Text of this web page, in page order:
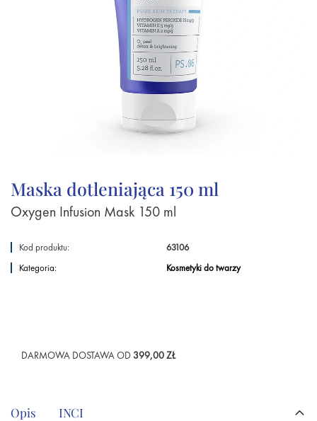
Maska dotleniająca 150 ml
Oxygen Infusion Mask 150 ml
Kod produktu:
63106
Kategoria:
Kosmetyki do twarzy
DARMOWA DOSTAWA OD 399,00 ZŁ
Opis INCI